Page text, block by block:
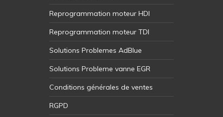
Reprogrammation moteur HDI
Reprogrammation moteur TDI
Solutions Problemes AdBlue
Solutions Probleme vanne EGR
Conditions générales de ventes
RGPD